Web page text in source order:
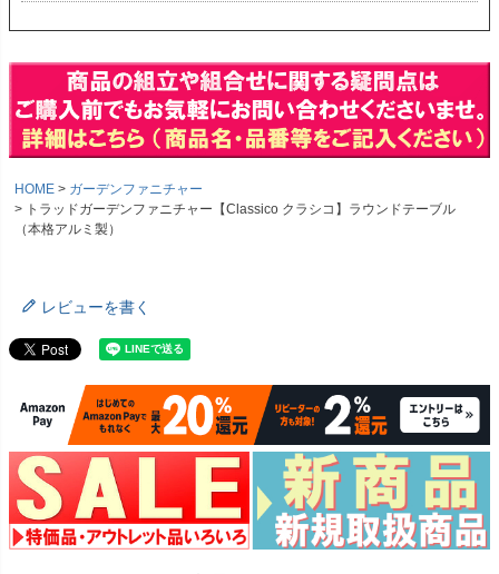
HOME
ガーデンファニチャー
トラッドガーデンファニチャー【Classico クラシコ】ラウンドテーブル
（本格アルミ製）
レビューを書く